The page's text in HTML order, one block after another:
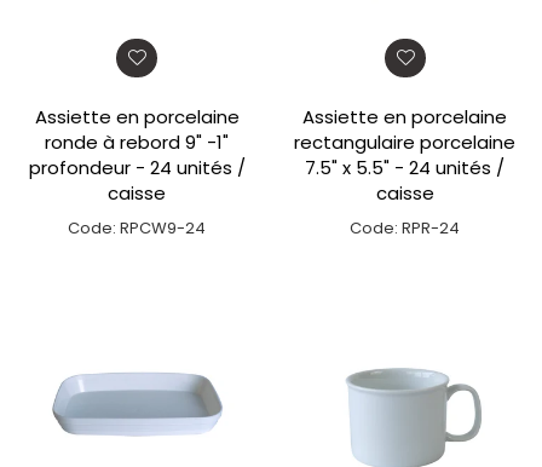
Assiette en porcelaine
ronde à rebord 9" -1"
profondeur - 24 unités /
caisse
Code: RPCW9-24
Assiette en porcelaine
rectangulaire porcelaine
7.5" x 5.5" - 24 unités /
caisse
Code: RPR-24